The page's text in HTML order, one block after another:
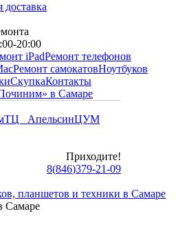
20:00
iPadРемонт телефонов
Ремонт самокатовНоутбуков
СкупкаКонтакты
ТЦ АпельсинЦУМ
Приходите!
8(846)379-21-09
планшетов и техники в Самаре
Самаре